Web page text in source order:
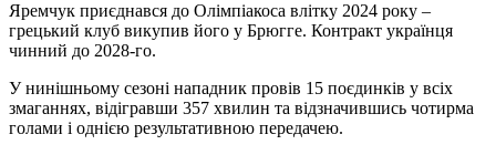
Яремчук приєднався до Олімпіакоса влітку 2024 року –
грецький клуб викупив його у Брюгге. Контракт українця
чинний до 2028-го.
У нинішньому сезоні нападник провів 15 поєдинків у всіх
змаганнях, відігравши 357 хвилин та відзначившись чотирма
голами і однією результативною передачею.